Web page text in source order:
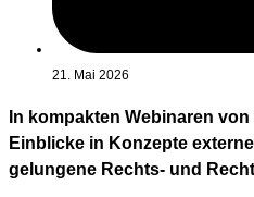
21. Mai 2026
In kompakten Webinaren
Einblicke in Konzepte
gelungene Rechts- und